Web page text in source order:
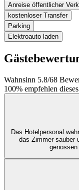
Anreise öffentlicher
kostenloser Transfer
Parking
Elektroauto laden
Wahnsinn 5.8/68
100% empfehlen
Das Hotelpersonal
das Zimmer sauber